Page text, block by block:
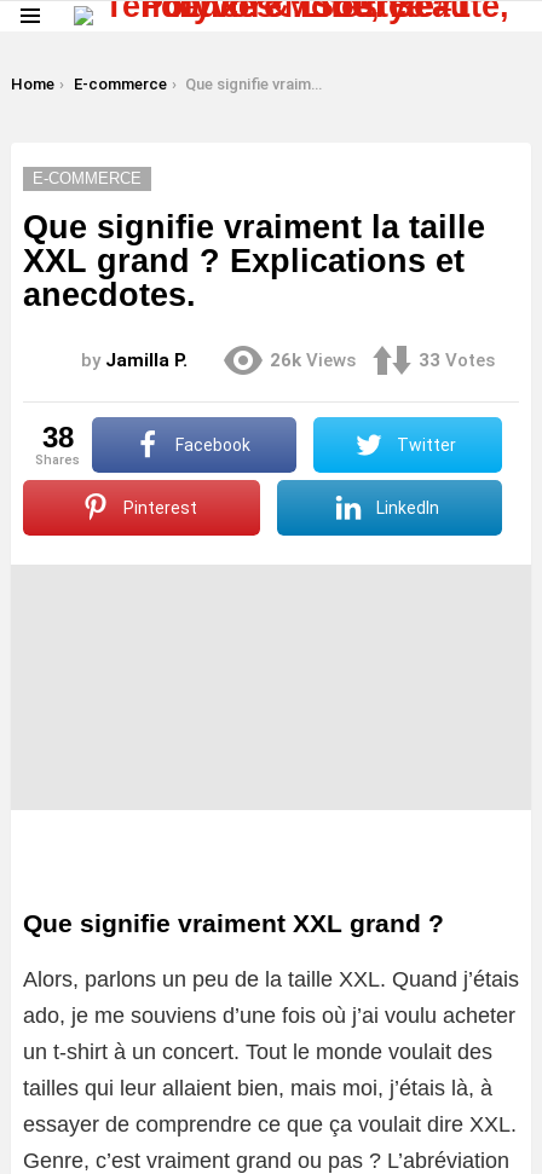
You are here:
Home E-commerce Que signifie vraiment la taille XXL grand ? Explications et anecdotes.
E-COMMERCE
Que signifie vraiment la taille
XXL grand ? Explications et
anecdotes.
by Jamilla P. 26k Views 33 Votes
38
shares
Facebook Twitter
Pinterest LinkedIn
Que signifie vraiment XXL grand ?
Alors, parlons un peu de la taille XXL. Quand j’étais
ado, je me souviens d’une fois où j’ai voulu acheter
un t-shirt à un concert. Tout le monde voulait des
tailles qui leur allaient bien, mais moi, j’étais là, à
essayer de comprendre ce que ça voulait dire XXL.
Genre, c’est vraiment grand ou pas ? L’abréviation